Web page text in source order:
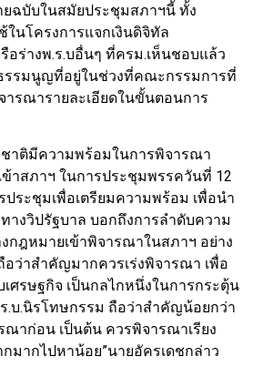
ฉบับในสมัยประชุมสภาฯนี้ ทั้ง
ในโครงการแจกเงินดิจิทัล
อร่างพ.ร.บอื่นๆ ที่ครม.เห็นชอบแล้ว
รรมนูญที่อยู่ในช่วงที่คณะกรรมการที่
ารณารายละเอียดในขั้นตอนการ
ชาติมีความพร้อมในการพิจารณา
ข้าสภาฯ ในการประชุมพรรควันที่ 12
ระชุมเพื่อเตรียมความพร้อม เพื่อนำ
างวิปรัฐบาล บอกถึงการลำดับความ
กฎหมายเข้าพิจารณาในสภาฯ อย่าง
อว่าสำคัญมากควรเร่งพิจารณา เพื่อ
เศรษฐกิจ เป็นกลไกหนึ่งในการกระตุ้น
ร.บ.นิรโทษกรรม ถือว่าสำคัญน้อยกว่า
ณาก่อน เป็นต้น ควรพิจารณาเรียง
มากไปหาน้อย”นายอัครเดชกล่าว